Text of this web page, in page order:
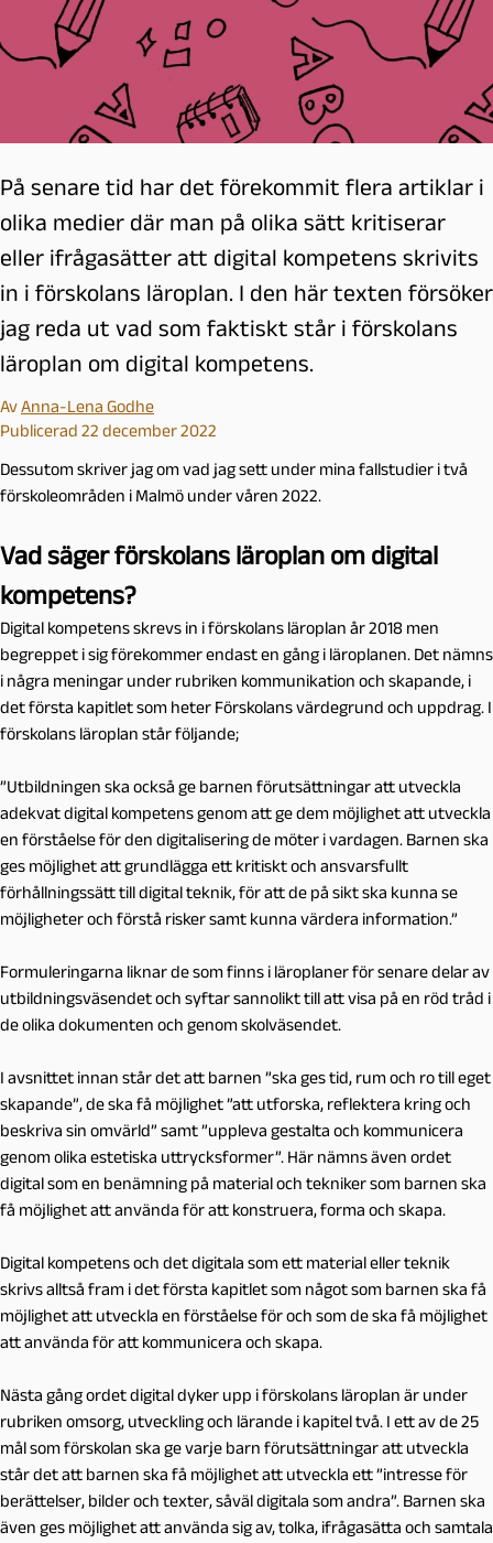
På senare tid har det förekommit flera artiklar i
olika medier där man på olika sätt kritiserar
eller ifrågasätter att digital kompetens skrivits
in i förskolans läroplan. I den här texten försöker
jag reda ut vad som faktiskt står i förskolans
läroplan om digital kompetens.
AvAnna-Lena Godhe
Publicerad 22 december 2022
Dessutom skriver jag om vad jag sett under mina fallstudier i två
förskoleområden i Malmö under våren 2022.
Vad säger förskolans läroplan om digital
kompetens?
Digital kompetens skrevs in i förskolans läroplan år 2018 men
begreppet i sig förekommer endast en gång i läroplanen. Det nämns
i några meningar under rubriken kommunikation och skapande, i
det första kapitlet som heter Förskolans värdegrund och uppdrag. I
förskolans läroplan står följande;
”Utbildningen ska också ge barnen förutsättningar att utveckla
adekvat digital kompetens genom att ge dem möjlighet att utveckla
en förståelse för den digitalisering de möter i vardagen. Barnen ska
ges möjlighet att grundlägga ett kritiskt och ansvarsfullt
förhållningssätt till digital teknik, för att de på sikt ska kunna se
möjligheter och förstå risker samt kunna värdera information.”
Formuleringarna liknar de som finns i läroplaner för senare delar av
utbildningsväsendet och syftar sannolikt till att visa på en röd tråd i
de olika dokumenten och genom skolväsendet.
I avsnittet innan står det att barnen ”ska ges tid, rum och ro till eget
skapande”, de ska få möjlighet ”att utforska, reflektera kring och
beskriva sin omvärld” samt ”uppleva gestalta och kommunicera
genom olika estetiska uttrycksformer”. Här nämns även ordet
digital som en benämning på material och tekniker som barnen ska
få möjlighet att använda för att konstruera, forma och skapa.
Digital kompetens och det digitala som ett material eller teknik
skrivs alltså fram i det första kapitlet som något som barnen ska få
möjlighet att utveckla en förståelse för och som de ska få möjlighet
att använda för att kommunicera och skapa.
Nästa gång ordet digital dyker upp i förskolans läroplan är under
rubriken omsorg, utveckling och lärande i kapitel två. I ett av de 25
mål som förskolan ska ge varje barn förutsättningar att utveckla
står det att barnen ska få möjlighet att utveckla ett ”intresse för
berättelser, bilder och texter, såväl digitala som andra”. Barnen ska
även ges möjlighet att använda sig av, tolka, ifrågasätta och samtala